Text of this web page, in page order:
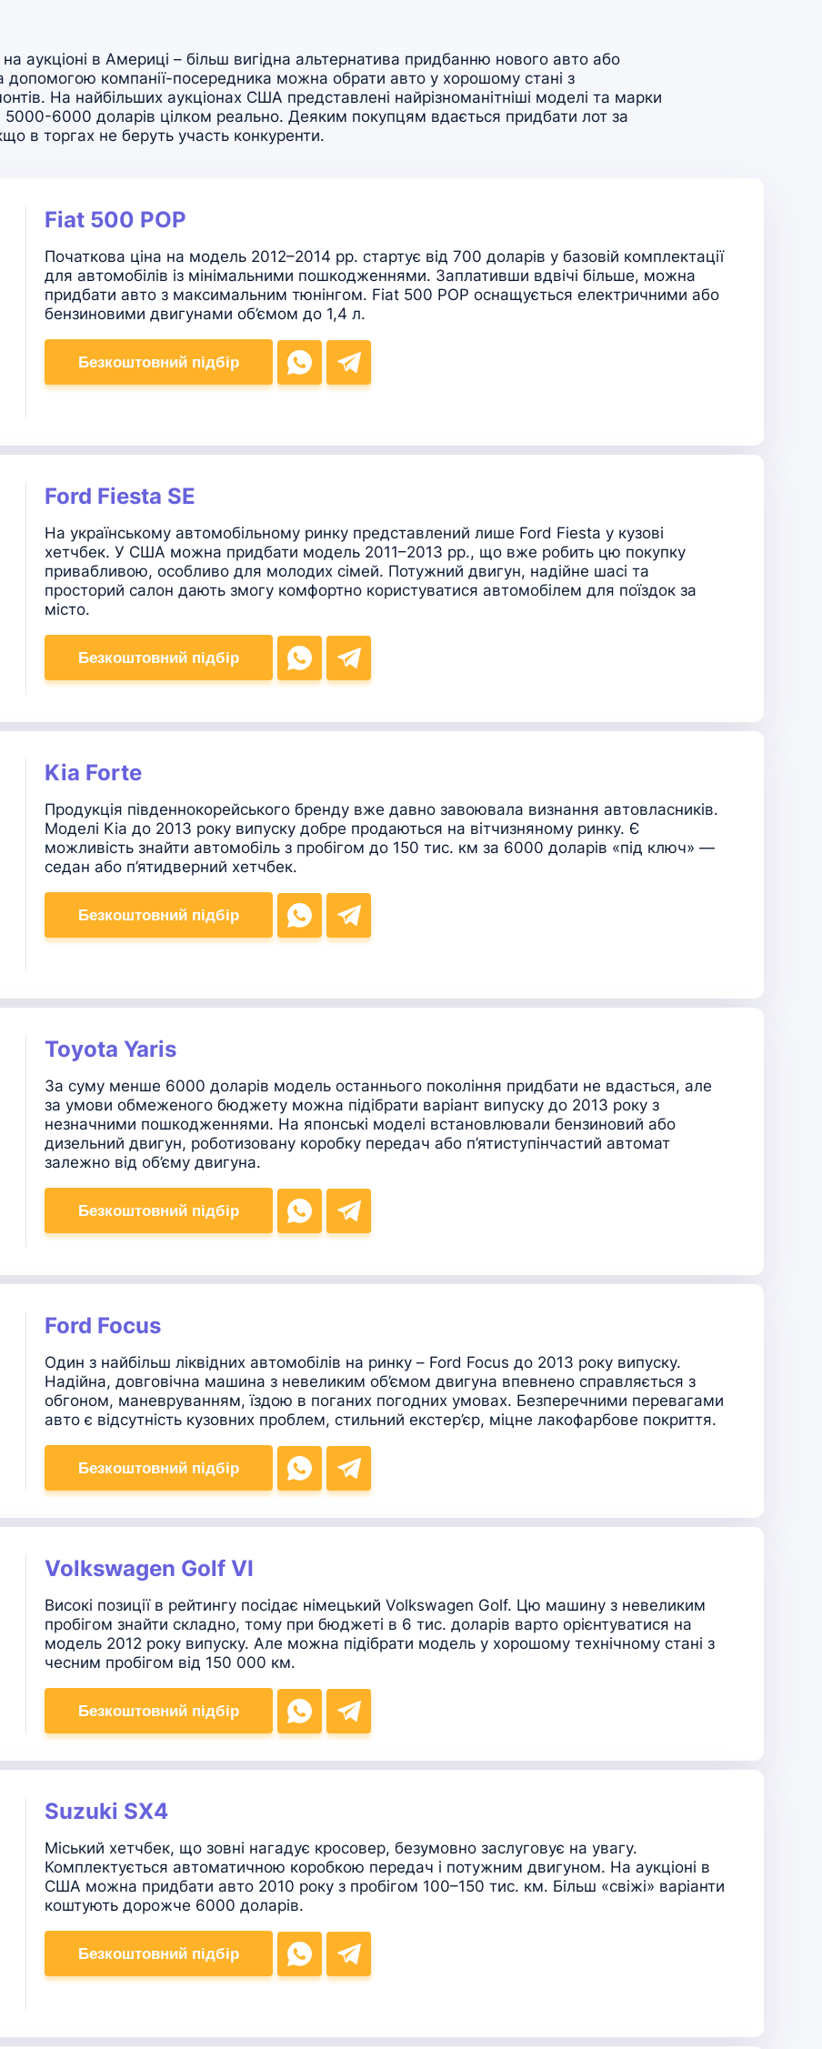
аукціоні в Америці – більш вигідна альтернатива придбанню нового авто або
допомогою компанії-посередника можна обрати авто у хорошому стані з
На найбільших аукціонах США представлені найрізноманітніші моделі та марки
5000-6000 доларів цілком реально. Деяким покупцям вдається придбати лот за
в торгах не беруть участь конкуренти.
Fiat 500 POP
Початкова ціна на модель 2012–2014 рр. стартує від 700 доларів у базовій комплектації
для автомобілів із мінімальними пошкодженнями. Заплативши вдвічі більше, можна
придбати авто з максимальним тюнінгом. Fiat 500 POP оснащується електричними або
бензиновими двигунами об’ємом до 1,4 л.
Безкоштовний підбір
Ford Fiesta SE
На українському автомобільному ринку представлений лише Ford Fiesta у кузові
хетчбек. У США можна придбати модель 2011–2013 рр., що вже робить цю покупку
привабливою, особливо для молодих сімей. Потужний двигун, надійне шасі та
просторий салон дають змогу комфортно користуватися автомобілем для поїздок за
місто.
Безкоштовний підбір
Kia Forte
Продукція південнокорейського бренду вже давно завоювала визнання автовласників.
Моделі Kia до 2013 року випуску добре продаються на вітчизняному ринку. Є
можливість знайти автомобіль з пробігом до 150 тис. км за 6000 доларів «під ключ» —
седан або п’ятидверний хетчбек.
Безкоштовний підбір
Toyota Yaris
За суму менше 6000 доларів модель останнього покоління придбати не вдасться, але
за умови обмеженого бюджету можна підібрати варіант випуску до 2013 року з
незначними пошкодженнями. На японські моделі встановлювали бензиновий або
дизельний двигун, роботизовану коробку передач або п’ятиступінчастий автомат
залежно від об’єму двигуна.
Безкоштовний підбір
Ford Focus
Один з найбільш ліквідних автомобілів на ринку – Ford Focus до 2013 року випуску.
Надійна, довговічна машина з невеликим об’ємом двигуна впевнено справляється з
обгоном, маневруванням, їздою в поганих погодних умовах. Безперечними перевагами
авто є відсутність кузовних проблем, стильний екстер’єр, міцне лакофарбове покриття.
Безкоштовний підбір
Volkswagen Golf VI
Високі позиції в рейтингу посідає німецький Volkswagen Golf. Цю машину з невеликим
пробігом знайти складно, тому при бюджеті в 6 тис. доларів варто орієнтуватися на
модель 2012 року випуску. Але можна підібрати модель у хорошому технічному стані з
чесним пробігом від 150 000 км.
Безкоштовний підбір
Suzuki SX4
Міський хетчбек, що зовні нагадує кросовер, безумовно заслуговує на увагу.
Комплектується автоматичною коробкою передач і потужним двигуном. На аукціоні в
США можна придбати авто 2010 року з пробігом 100–150 тис. км. Більш «свіжі» варіанти
коштують дорожче 6000 доларів.
Безкоштовний підбір